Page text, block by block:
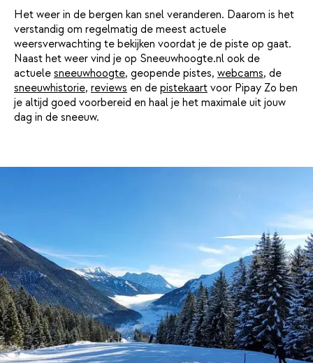
Het weer in de bergen kan snel veranderen. Daarom is het
verstandig om regelmatig de meest actuele
weersverwachting te bekijken voordat je de piste op gaat.
Naast het weer vind je op Sneeuwhoogte.nl ook de
actuele sneeuwhoogte, geopende pistes, webcams, de
sneeuwhistorie, reviews en de pistekaart voor Pipay Zo ben
je altijd goed voorbereid en haal je het maximale uit jouw
dag in de sneeuw.